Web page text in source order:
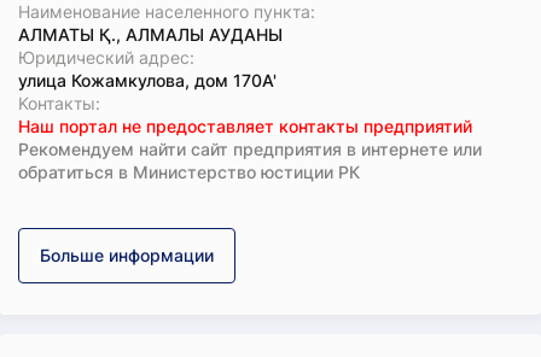
Наименование населенного пункта:
АЛМАТЫ Қ., АЛМАЛЫ АУДАНЫ
Юридический адрес:
улица Кожамкулова, дом 170А'
Koнтaкты:
Наш портал не предоставляет контакты предприятий
Рекомендуем найти сайт предприятия в интернете или
обратиться в Министерство юстиции РК
Больше информации